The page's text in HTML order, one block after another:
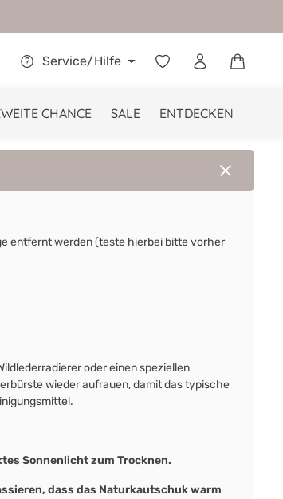
Service/Hilfe
CHANCE SALE ENTDECKEN
entfernt werden (teste hierbei bitte vorher
oder einen speziellen
wieder aufrauen, damit das typische
Sonnenlicht zum Trocknen.
dass das Naturkautschuk warm